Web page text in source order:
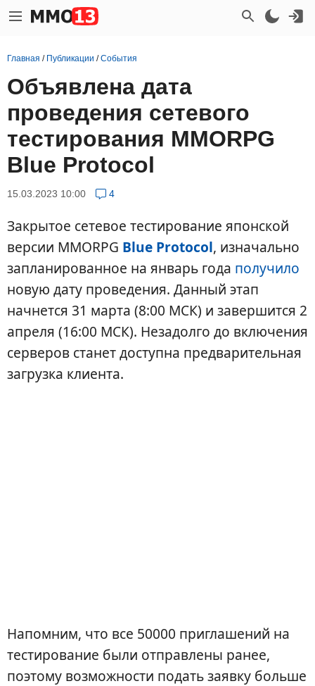
Главная / Публикации /События
Объявлена дата
проведения сетевого
тестирования MMORPG
Blue Protocol
15.03.2023 10:00 4
Закрытое сетевое тестирование японской
версии MMORPG Blue Protocol, изначально
запланированное на январь года получило
новую дату проведения. Данный этап
начнется 31 марта (8:00 МСК) и завершится 2
апреля (16:00 МСК). Незадолго до включения
серверов станет доступна предварительная
загрузка клиента.
Напомним, что все 50000 приглашений на
тестирование были отправлены ранее,
поэтому возможности подать заявку больше